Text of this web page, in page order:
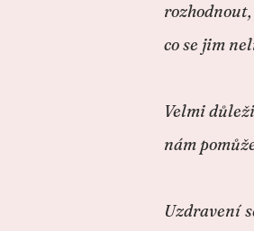
co se jim
Velmi
nám
Uzdravení